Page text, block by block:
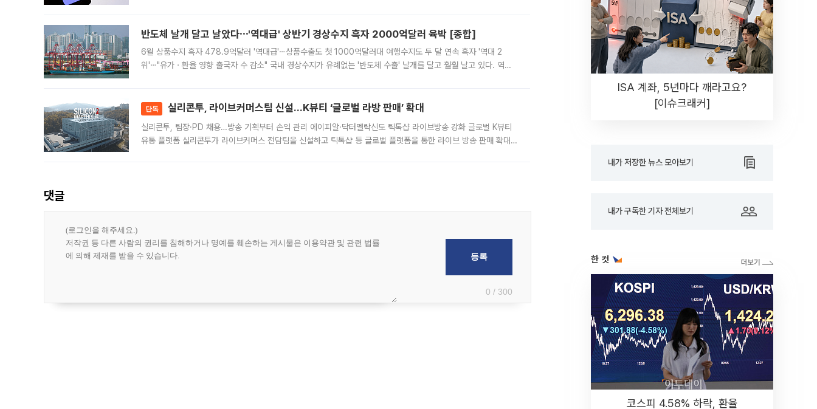
반도체 날개 달고 날았다⋯'역대급' 상반기 경상수지 흑자 2000억달러 육박 [종합]
6월 상품수지 흑자 478.9억달러 '역대급'⋯상품수출도 첫 1000억달러대 여행수지도 두 달 연속 흑자 '역대 2
위'⋯"유가ㆍ환율 영향 출국자 수 감소" 국내 경상수지가 유례없는 '반도체 수출' 날개를 달고 훨훨 날고 있다. 역대
단독 실리콘투, 라이브커머스팀 신설…K뷰티 ‘글로벌 라방 판매’ 확대
실리콘투, 팀장·PD 채용…방송 기획부터 손익 관리 에이피알·닥터멜락신도 틱톡샵 라이브방송 강화 글로벌 K뷰티
유통 플랫폼 실리콘투가 라이브커머스 전담팀을 신설하고 틱톡샵 등 글로벌 플랫폼을 통한 라이브 방송 판매 확대에
댓글
0 / 300
ISA 계좌, 5년마다 깨라고요?
[이슈크래커]
내가 저장한 뉴스 모아보기
내가 구독한 기자 전체보기
한 컷
코스피 4.58% 하락, 환율